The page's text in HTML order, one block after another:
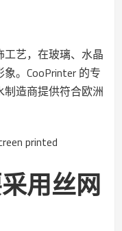
艺，在玻璃、水晶
。CooPrinter 的专
造商提供符合欧洲
用丝网